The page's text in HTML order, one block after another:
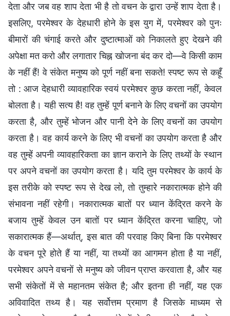
देता और जब वह शाप देता भी है तो वचन के द्वारा उन्हें शाप देता है।
इसलिए, परमेश्वर के देहधारी होने के इस युग में, परमेश्वर को पुनः
बीमारों की चंगाई करते और दुष्टात्माओं को निकालते हुए देखने की
अपेक्षा मत करो और लगातार चिह्न खोजना बंद कर दो—वे किसी काम
के नहीं हैं! वे संकेत मनुष्य को पूर्ण नहीं बना सकते! स्पष्ट रूप से कहूँ
तो : आज देहधारी व्यावहारिक स्वयं परमेश्वर कुछ करता नहीं, केवल
बोलता है। यही सत्य है! वह तुम्हें पूर्ण बनाने के लिए वचनों का उपयोग
करता है, और तुम्हें भोजन और पानी देने के लिए वचनों का उपयोग
करता है। वह कार्य करने के लिए भी वचनों का उपयोग करता है और
वह तुम्हें अपनी व्यावहारिकता का ज्ञान कराने के लिए तथ्यों के स्थान
पर अपने वचनों का उपयोग करता है। यदि तुम परमेश्वर के कार्य के
इस तरीके को स्पष्ट रूप से देख लो, तो तुम्हारे नकारात्मक होने की
संभावना नहीं रहेगी। नकारात्मक बातों पर ध्यान केंद्रित करने के
बजाय तुम्हें केवल उन बातों पर ध्यान केंद्रित करना चाहिए, जो
सकारात्मक हैं—अर्थात्, इस बात की परवाह किए बिना कि परमेश्वर
के वचन पूरे होते हैं या नहीं, या तथ्यों का आगमन होता है या नहीं,
परमेश्वर अपने वचनों से मनुष्य को जीवन प्राप्त करवाता है, और यह
सभी संकेतों में से महानतम संकेत है; और इतना ही नहीं, यह एक
अविवादित तथ्य है। यह सर्वोत्तम प्रमाण है जिसके माध्यम से